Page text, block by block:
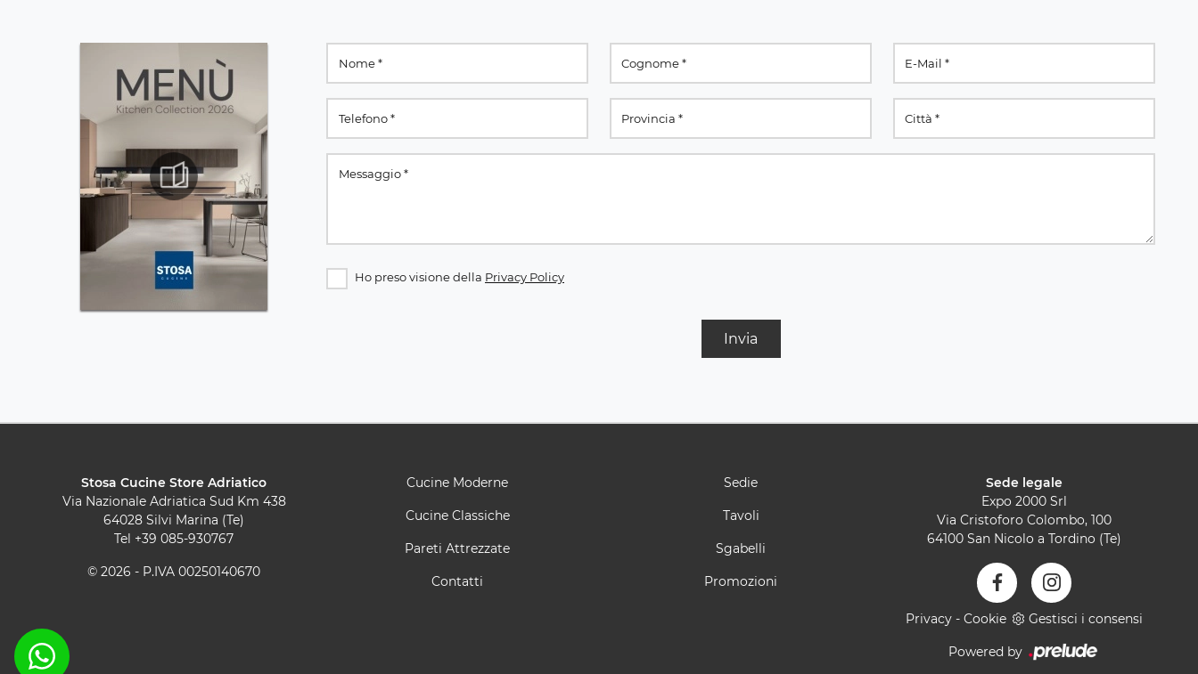
Ho preso visione della Privacy Policy
Invia
Stosa Cucine Store Adriatico
Via Nazionale Adriatica Sud Km 438
64028 Silvi Marina (Te)
Tel +39 085-930767
© 2026 - P.IVA 00250140670
Cucine Moderne
Cucine Classiche
Pareti Attrezzate
Contatti
Sedie
Tavoli
Sgabelli
Promozioni
Sede legale
Expo 2000 Srl
Via Cristoforo Colombo, 100
64100 San Nicolo a Tordino (Te)
Privacy - Cookie Gestisci i consensi
Powered by